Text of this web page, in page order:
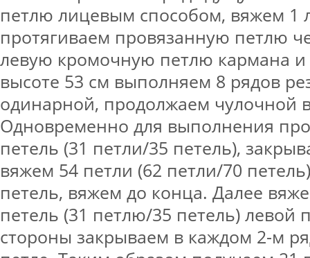
петлю лицевым способом, вяжем 1
протягиваем провязанную петлю
левую кромочную петлю кармана
высоте 53 см выполняем 8 рядов
одинарной, продолжаем чулочной
Одновременно для выполнения
петель (31 петли/35 петель),
вяжем 54 петли (62 петли/70
петель, вяжем до конца. Далее
петель (31 петлю/35 петель) левой
стороны закрываем в каждом 2-м